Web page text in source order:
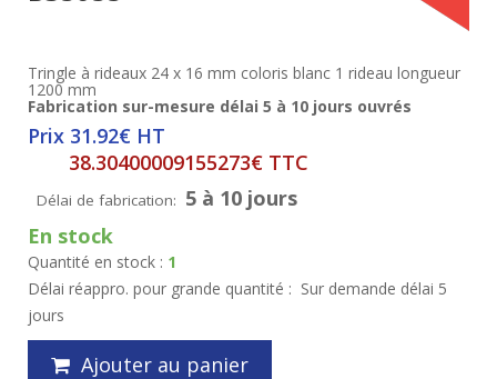
Tringle à rideaux 24 x 16 mm coloris blanc 1 rideau longueur
1200 mm
Fabrication sur-mesure délai 5 à 10 jours ouvrés
Prix 31.92€ HT
38.30400009155273€ TTC
Délai de fabrication: 5 à 10 jours
En stock
Quantité en stock : 1
Délai réappro. pour grande quantité : Sur demande délai 5
jours
Ajouter au panier